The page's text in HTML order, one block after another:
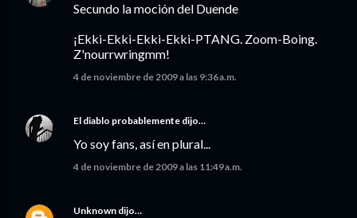
Secundo la moción del Duende
¡Ekki-Ekki-Ekki-Ekki-PTANG. Zoom-Boing.
Z'nourrwringmm!
4 de noviembre de 2009 a las 9:36 a.m.
El diablo probablemente dijo…
Yo soy fans, así en plural...
4 de noviembre de 2009 a las 11:49 a.m.
Unknown dijo…